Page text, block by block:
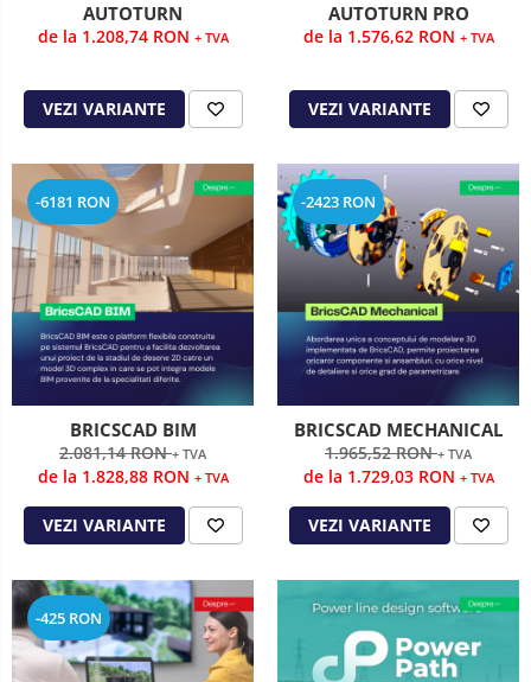
AUTOTURN
de la 1.208,74 RON + TVA
VEZI VARIANTE
AUTOTURN PRO
de la 1.576,62 RON + TVA
VEZI VARIANTE
-6181 RON
BRICSCAD BIM
2.081,14 RON+ TVA
de la 1.828,88 RON + TVA
VEZI VARIANTE
-2423 RON
BRICSCAD MECHANICAL
1.965,52 RON+ TVA
de la 1.729,03 RON + TVA
VEZI VARIANTE
-425 RON